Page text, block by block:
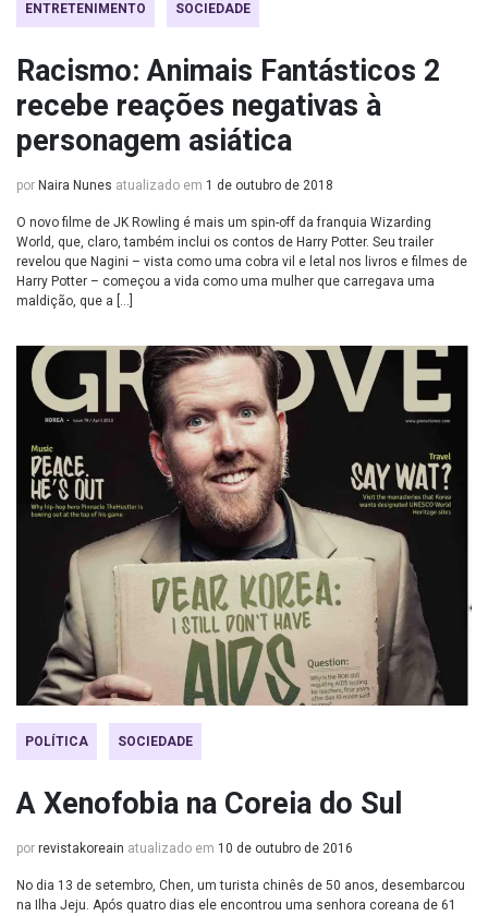
ENTRETENIMENTO SOCIEDADE
Racismo: Animais Fantásticos 2
recebe reações negativas à
personagem asiática
por Naira Nunes atualizado em 1 de outubro de 2018
O novo filme de JK Rowling é mais um spin-off da franquia Wizarding
World, que, claro, também inclui os contos de Harry Potter. Seu trailer
revelou que Nagini – vista como uma cobra vil e letal nos livros e filmes de
Harry Potter – começou a vida como uma mulher que carregava uma
maldição, que a […]
POLÍTICA SOCIEDADE
A Xenofobia na Coreia do Sul
por revistakoreain atualizado em 10 de outubro de 2016
No dia 13 de setembro, Chen, um turista chinês de 50 anos, desembarcou
na Ilha Jeju. Após quatro dias ele encontrou uma senhora coreana de 61